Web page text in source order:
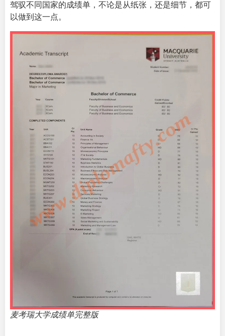
驾驭不同国家的成绩单，不论是从纸张，还是细节，都可
以做到这一点。
麦考瑞大学成绩单完整版